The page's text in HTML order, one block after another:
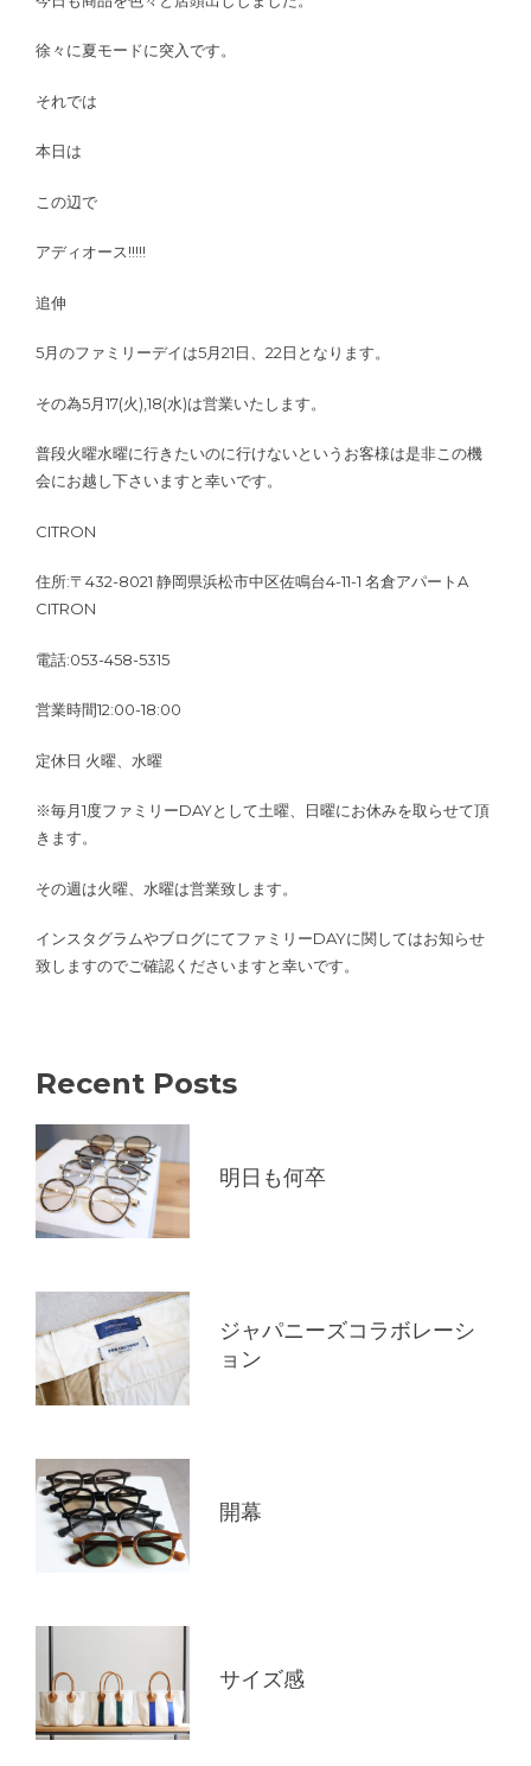
徐々に夏モードに突入です。
それでは
本日は
この辺で
アディオース!!!!!
追伸
5月のファミリーデイは5月21日、22日となります。
その為5月17(火),18(水)は営業いたします。
普段火曜水曜に行きたいのに行けないというお客様は是非この機
会にお越し下さいますと幸いです。
CITRON
住所:〒432-8021 静岡県浜松市中区佐鳴台4-11-1 名倉アパートA
CITRON
電話:053-458-5315
営業時間12:00-18:00
定休日 火曜、水曜
※毎月1度ファミリーDAYとして土曜、日曜にお休みを取らせて頂
きます。
その週は火曜、水曜は営業致します。
インスタグラムやブログにてファミリーDAYに関してはお知らせ
致しますのでご確認くださいますと幸いです。
Recent Posts
明日も何卒
ジャパニーズコラボレーシ
ョン
開幕
サイズ感